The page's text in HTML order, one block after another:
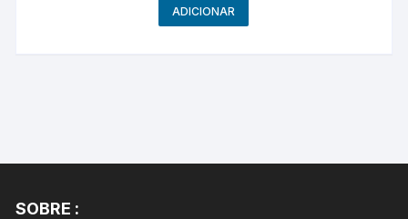
ADICIONAR
SOBRE :